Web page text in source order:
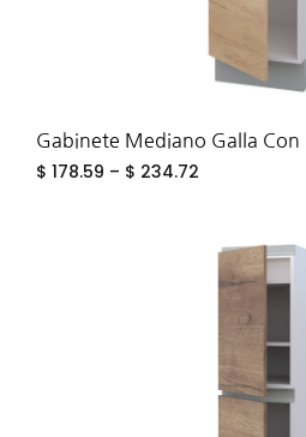
Gabinete Mediano Galla Con
$ 178.59 – $ 234.72